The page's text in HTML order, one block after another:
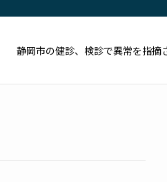
静岡市の健診、検診で異常を指摘